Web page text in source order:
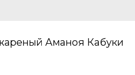
Аманоя Кабуки